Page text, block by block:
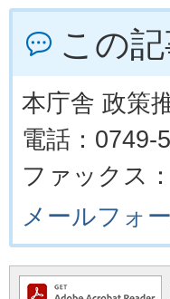
この
本庁舎 政策
電話：0749-
ファックス
メールフォ